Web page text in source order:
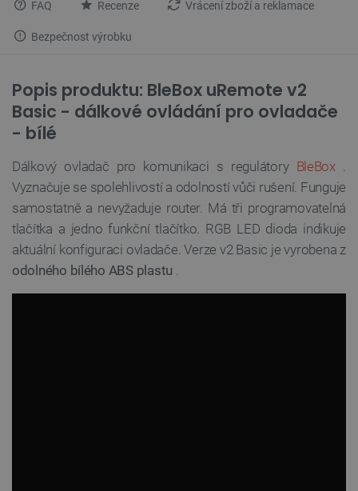
FAQ Recenze Vrácení zboží a reklamace
Bezpečnost výrobku
Popis produktu: BleBox uRemote v2
Basic - dálkové ovládání pro ovladače
- bílé
Dálkový ovladač pro komunikaci s regulátory BleBox.
Vyznačuje se spolehlivostí a odolností vůči rušení. Funguje
samostatně a nevyžaduje router. Má tři programovatelná
tlačítka a jedno funkční tlačítko. RGB LED dioda indikuje
aktuální konfiguraci ovladače. Verze v2 Basic je vyrobena z
odolného bílého ABS plastu